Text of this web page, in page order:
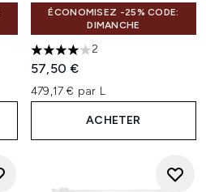
ÉCONOMISEZ -25% CODE:
DIMANCHE
4 étoiles sur un maximum de
2
57,50 €
479,17 € par L
ACHETER